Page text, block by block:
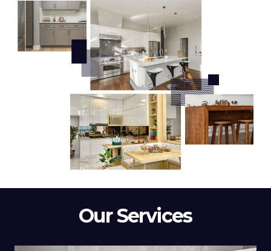
Our Services